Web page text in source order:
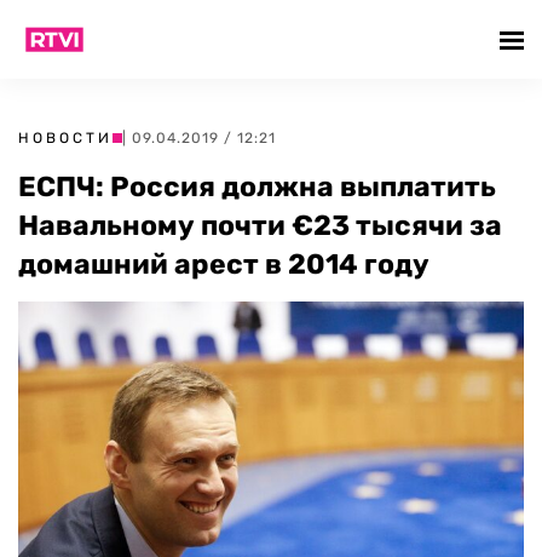
НОВОСТИ | 09.04.2019 / 12:21
ЕСПЧ: Россия должна выплатить
Навальному почти €23 тысячи за
домашний арест в 2014 году